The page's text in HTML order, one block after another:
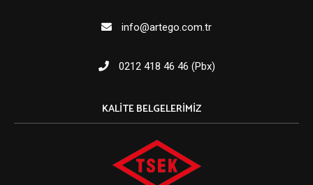
info@artego.com.tr
0212 418 46 46 (Pbx)
KALITE BELGELERIMIZ